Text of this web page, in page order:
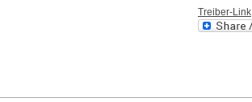
Treiber-Link